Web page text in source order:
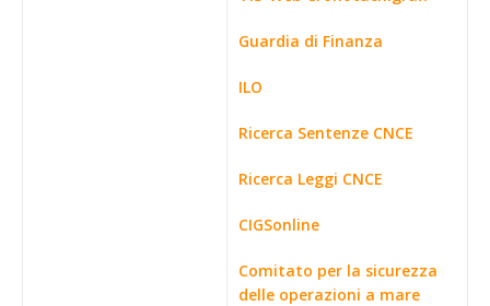
Guardia di Finanza
ILO
Ricerca Sentenze CNCE
Ricerca Leggi CNCE
CIGSonline
Comitato per la sicurezza
delle operazioni a mare